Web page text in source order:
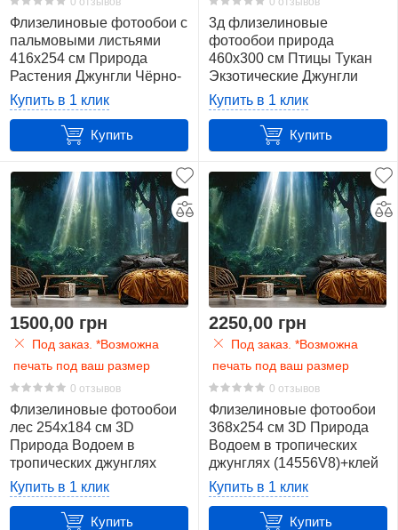
коричневый
16
разноцветный
розовый
7
серый
1
синий
темный
фиолетовый
черно-
Флизелиновые фотообои с
пальмовыми листьями
416x254 см Природа
Растения Джунгли Чёрно-
Белые (14166VEXXXL)
+клей
Купить в 1 клик
Купить
3д флизелиновые
фотообои природа
460x300 см Птицы Тукан
Экзотические Джунгли
(12222V12) +клей
Купить в 1 клик
Купить
1500,00 грн
Под заказ. *Возможна
печать под ваш размер
0 отзывов
Флизелиновые фотообои
лес 254x184 см 3D
Природа Водоем в
тропических джунглях
(14556V4)+клей
Купить в 1 клик
Купить
2250,00 грн
Под заказ. *Возможна
печать под ваш размер
0 отзывов
Флизелиновые фотообои
368x254 см 3D Природа
Водоем в тропических
джунглях (14556V8)+клей
Купить в 1 клик
Купить